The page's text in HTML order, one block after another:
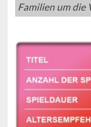
Familien um die